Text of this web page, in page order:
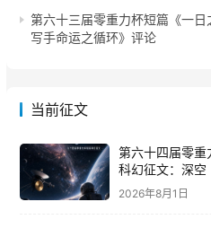
第六十三届零重力杯短篇《一日
写手命运之循环》评论
当前征文
第六十四届零重
科幻征文：深空
2026年8月1日